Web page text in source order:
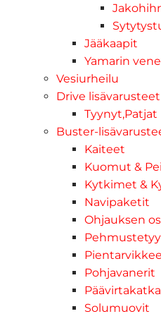
Jääkaapit
Yamarin
Vesiurheilu
Drive lisävarusteet
Tyynyt,Patjat
Buster-
Kaiteet
Kuomut &
Kytkimet &
Navipaketit
Ohjauksen
Pohjavanerit
Solumuovit